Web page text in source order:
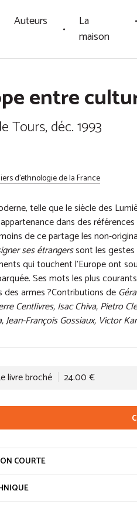
Auteurs
La
maison
entre
Tours, déc. 1993
d'ethnologie de la France
telle que le siècle des
dans des
de ce partage les non-
ses étrangerssont les gestes
qui touchent l’Europe ont
Ses mots les plus
des armes ?Contributions de
Centlivres, Isac Chiva, Pietro
Jean-François Gossiaux, Victor
livre broché 24.00 €
COURTE